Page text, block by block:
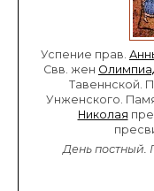
Успение прав.
Свв. жен
Тавеннской.
Унженского.
Николая
День постный.